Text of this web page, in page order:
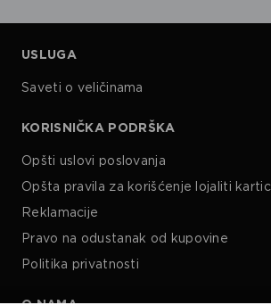
USLUGA
Saveti o veličinama
KORISNIČKA PODRŠKA
Opšti uslovi poslovanja
Opšta pravila za korišćenje lojaliti
Reklamacije
Pravo na odustanak od kupovine
Politika privatnosti